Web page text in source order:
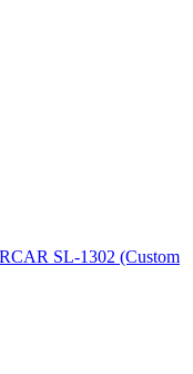
SL-1302 (Custom